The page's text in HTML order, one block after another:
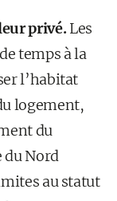
privé.Les
temps à la
l’habitat
logement,
du
du Nord
au statut